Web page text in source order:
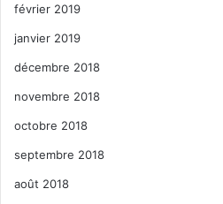
février 2019
janvier 2019
décembre 2018
novembre 2018
octobre 2018
septembre 2018
août 2018